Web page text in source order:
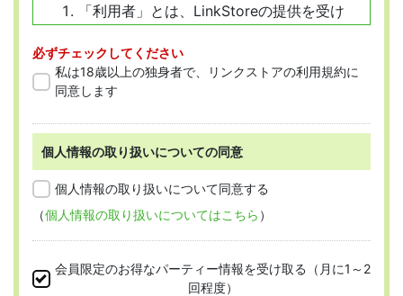
「利用者」とは、LinkStoreの提供を受け
「会員」とは、本規約に従って会員登録
をした人を指します。
第2条 （適用範囲）
本規約は、すべての会員に適用され、登録手
ります。
必ずチェックしてください
私は18歳以上の独身者で、リンクストアの利用規約に
同意します
個人情報の取り扱いについての同意
個人情報の取り扱いについて同意する
（個人情報の取り扱いについてはこちら ）
会員限定のお得なパーティー情報を受け取る（月に1～2
回程度）